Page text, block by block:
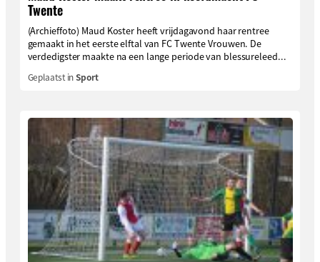
Twente
(Archieffoto) Maud Koster heeft vrijdagavond haar rentree
gemaakt in het eerste elftal van FC Twente Vrouwen. De
verdedigster maakte na een lange periode van blessureleed...
Geplaatst inSport